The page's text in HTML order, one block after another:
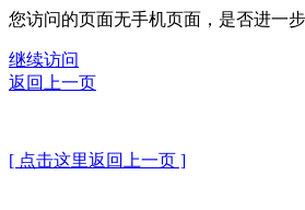
您访问的页面无手机页面，是否进一
继续访问
返回上一页
[ 点击这里返回上一页 ]